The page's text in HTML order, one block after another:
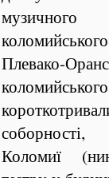
Плевако-
Коломиї